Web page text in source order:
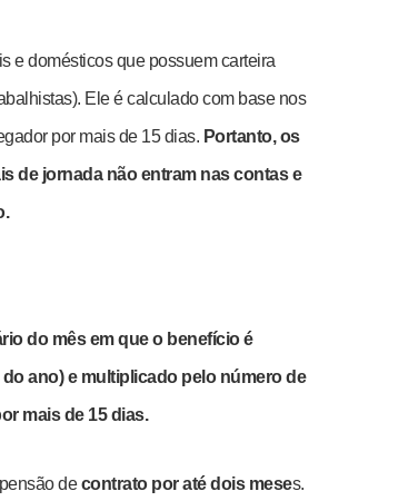
e domésticos que possuem carteira
Ele é calculado com base nos
por mais de 15 dias. Portanto, os
de jornada não entram nas contas e
do mês em que o benefício é
ano) e multiplicado pelo número de
mais de 15 dias.
de contrato por até dois meses.